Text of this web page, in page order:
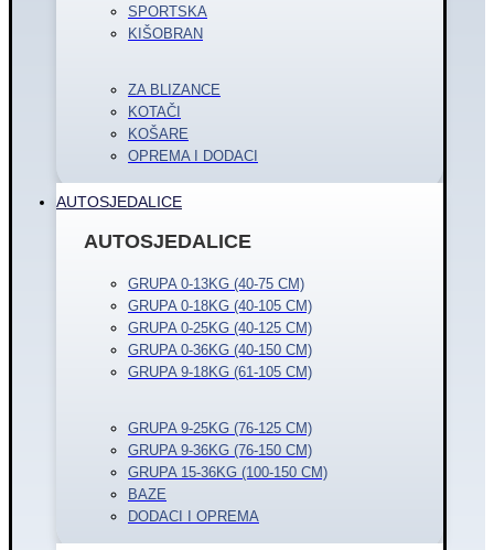
SPORTSKA
KIŠOBRAN
ZA BLIZANCE
KOTAČI
KOŠARE
OPREMA I DODACI
AUTOSJEDALICE
AUTOSJEDALICE
GRUPA 0-13KG (40-75 CM)
GRUPA 0-18KG (40-105 CM)
GRUPA 0-25KG (40-125 CM)
GRUPA 0-36KG (40-150 CM)
GRUPA 9-18KG (61-105 CM)
GRUPA 9-25KG (76-125 CM)
GRUPA 9-36KG (76-150 CM)
GRUPA 15-36KG (100-150 CM)
BAZE
DODACI I OPREMA